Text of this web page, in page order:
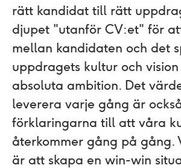
rätt kandidat till rätt
djupet "utanför CV:et"​ för
mellan kandidaten och det
uppdragets kultur och
absoluta ambition. Det
leverera varje gång är
förklaringarna till att våra
återkommer gång på gång.
är att skapa en win-win